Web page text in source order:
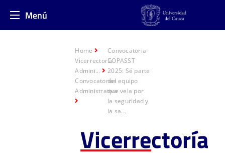
Menú
Home
Vicerrectoría
Admini...
Convocatorias
Administrativa
Convocatoria
COPASST
2025: Sé parte
del equipo
que vela por
la seguridad y
la sa...
Vicerrectoría